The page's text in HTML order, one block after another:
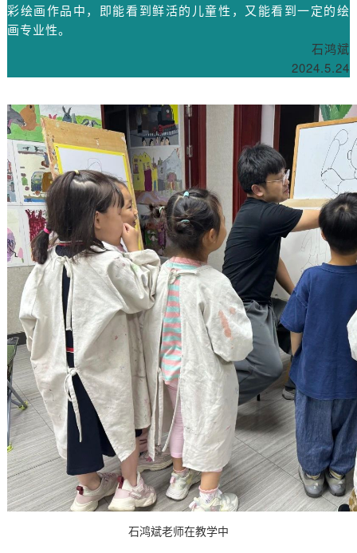
彩绘画作品中，即能看到鲜活的儿童性，又能看到一定的绘
画专业性。
石鸿斌
2024.5.24
石鸿斌老师在教学中